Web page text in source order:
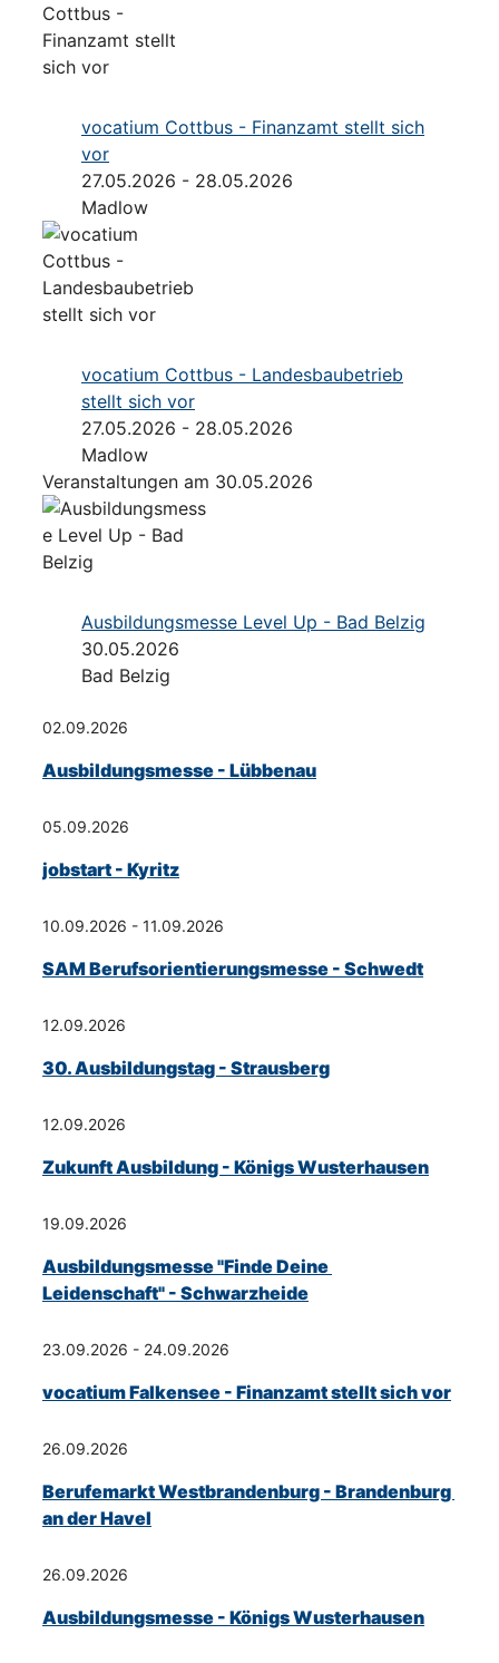
vocatium Cottbus - Finanzamt stellt sich
vor
27.05.2026 - 28.05.2026
Madlow
vocatium Cottbus - Landesbaubetrieb
stellt sich vor
27.05.2026 - 28.05.2026
Madlow
Veranstaltungen am 30.05.2026
Ausbildungsmesse Level Up - Bad Belzig
30.05.2026
Bad Belzig
02.09.2026
Ausbildungsmesse - Lübbenau
05.09.2026
jobstart - Kyritz
10.09.2026 - 11.09.2026
SAM Berufsorientierungsmesse - Schwedt
12.09.2026
30. Ausbildungstag - Strausberg
12.09.2026
Zukunft Ausbildung - Königs Wusterhausen
19.09.2026
Ausbildungsmesse "Finde Deine
Leidenschaft" - Schwarzheide
23.09.2026 - 24.09.2026
vocatium Falkensee - Finanzamt stellt sich vor
26.09.2026
Berufemarkt Westbrandenburg - Brandenburg
an der Havel
26.09.2026
Ausbildungsmesse - Königs Wusterhausen